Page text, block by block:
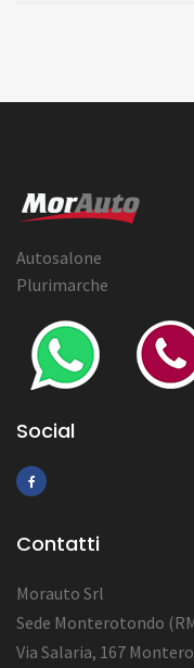
Autosalone
Plurimarche
Social
Contatti
Morauto Srl
Sede Monterotondo
Via Salaria, 167